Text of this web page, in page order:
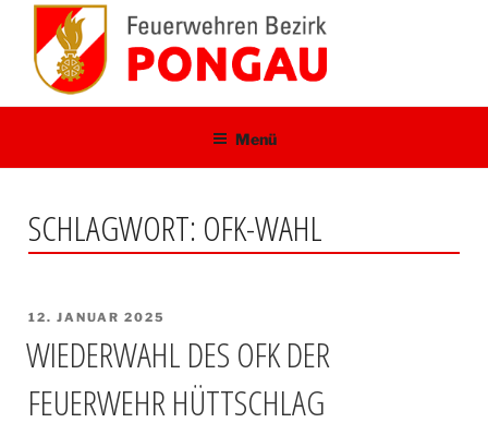
springen
Menü
SCHLAGWORT: OFK-WAHL
VERÖFFENTLICHT
12. JANUAR 2025
WIEDERWAHL DES OFK DER
FEUERWEHR HÜTTSCHLAG